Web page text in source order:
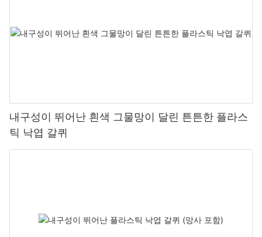
내구성이 뛰어난 흰색 그물망이 달린 튼튼한 플라스
틱 낙엽 갈퀴